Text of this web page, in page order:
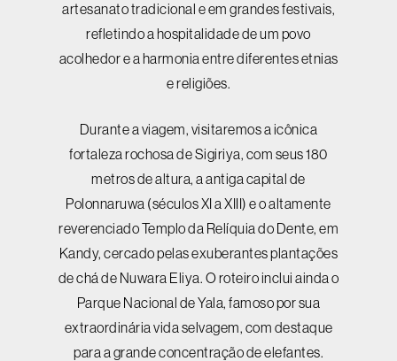
artesanato tradicional e em grandes festivais,
refletindo a hospitalidade de um povo
acolhedor e a harmonia entre diferentes etnias
e religiões.
Durante a viagem, visitaremos a icônica
fortaleza rochosa de Sigiriya, com seus 180
metros de altura, a antiga capital de
Polonnaruwa (séculos XI a XIII) e o altamente
reverenciado Templo da Relíquia do Dente, em
Kandy, cercado pelas exuberantes plantações
de chá de Nuwara Eliya. O roteiro inclui ainda o
Parque Nacional de Yala, famoso por sua
extraordinária vida selvagem, com destaque
para a grande concentração de elefantes.